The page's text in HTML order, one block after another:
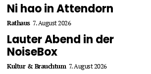
Ni hao in Attendorn
Rathaus 7. August 2026
Lauter Abend in der
NoiseBox
Kultur & Brauchtum 7. August 2026